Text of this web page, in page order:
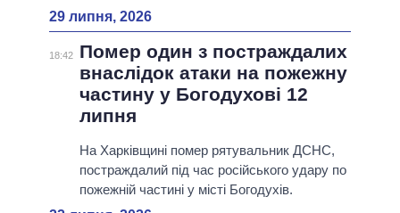
29 липня, 2026
18:42
Помер один з постраждалих
внаслідок атаки на пожежну
частину у Богодухові 12
липня
На Харківщині помер рятувальник ДСНС,
постраждалий під час російського удару по
пожежній частині у місті Богодухів.